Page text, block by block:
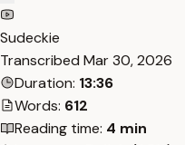
Sudeckie
Transcribed Mar 30, 2026
Duration: 13:36
Words: 612
Reading time: 4 min